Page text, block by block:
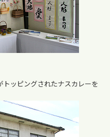
ッピングされたナスカレーを